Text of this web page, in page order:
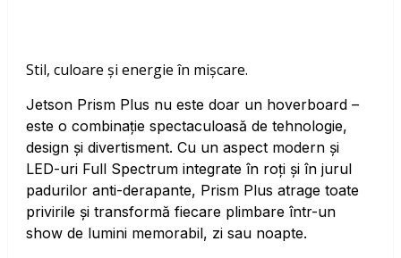
Stil, culoare și energie în mișcare.
Jetson Prism Plus nu este doar un hoverboard –
este o combinație spectaculoasă de tehnologie,
design și divertisment. Cu un aspect modern și
LED-uri Full Spectrum integrate în roți și în jurul
padurilor anti-derapante, Prism Plus atrage toate
privirile și transformă fiecare plimbare într-un
show de lumini memorabil, zi sau noapte.